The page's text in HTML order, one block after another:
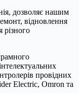
дозволяє нашим
відновлення
різного
провідних
Electric, Omron та